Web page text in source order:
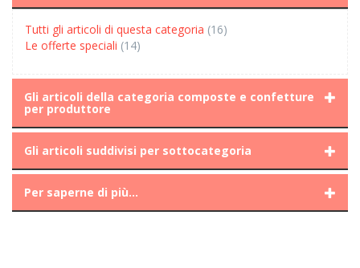
Tutti gli articoli di questa categoria (16)
Le offerte speciali (14)
Gli articoli della categoria composte e confetture
per produttore
Gli articoli suddivisi per sottocategoria
Per saperne di più...